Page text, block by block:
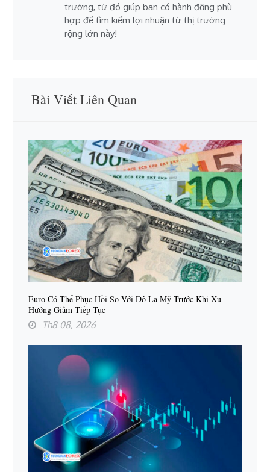
trường, từ đó giúp bạn có hành động phù
hợp để tìm kiếm lợi nhuận từ thị trường
rộng lớn này!
Bài Viết Liên Quan
Euro Có Thể Phục Hồi So Với Đô La Mỹ Trước Khi Xu
Hướng Giảm Tiếp Tục
Th8 08, 2026